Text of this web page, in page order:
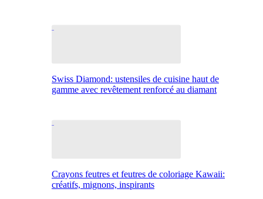
Swiss Diamond: ustensiles de cuisine haut de
gamme avec revêtement renforcé au diamant
Crayons feutres et feutres de coloriage Kawaii:
créatifs, mignons, inspirants